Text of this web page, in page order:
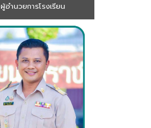
ผู้อำนวยการโรงเรียน